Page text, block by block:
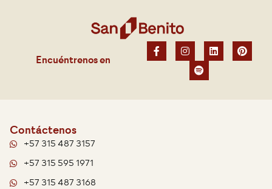
Encuéntrenos en
Contáctenos
+57 315 487 3157
+57 315 595 1971
+57 315 487 3168